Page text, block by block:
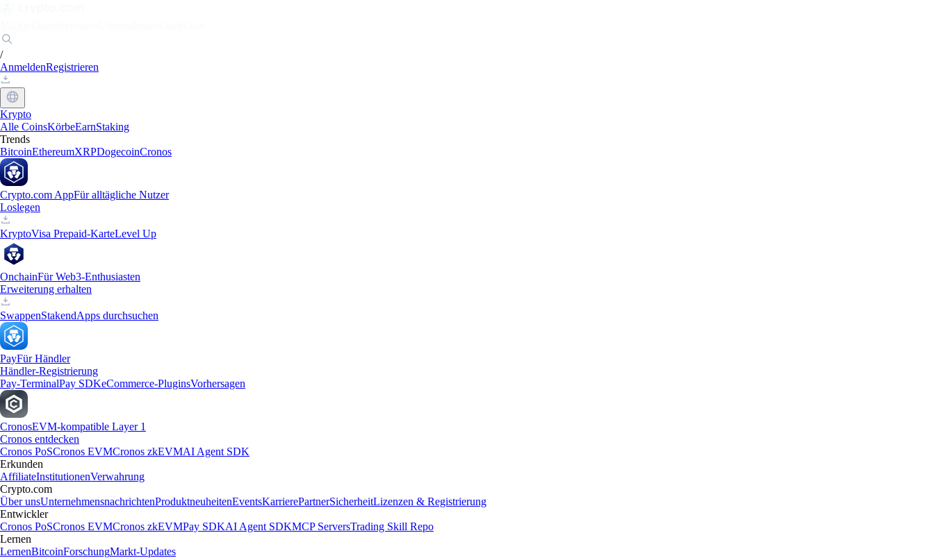
/
AnmeldenRegistrieren
Krypto
Alle CoinsKörbeEarnStaking
Trends
BitcoinEthereumXRPDogecoinCronos
Crypto.com AppFür alltägliche Nutzer
Loslegen
KryptoVisa Prepaid-KarteLevel Up
OnchainFür Web3-Enthusiasten
Erweiterung erhalten
SwappenStakendApps durchsuchen
PayFür Händler
Händler-Registrierung
Pay-TerminalPay SDKeCommerce-PluginsVorhersagen
CronosEVM-kompatible Layer 1
Cronos entdecken
Cronos PoSCronos EVMCronos zkEVMAI Agent SDK
Erkunden
AffiliateInstitutionenVerwahrung
Crypto.com
Über unsUnternehmensnachrichtenProduktneuheitenEventsKarrierePartnerSicherheitLizenzen & Registrierung
Entwickler
Cronos PoSCronos EVMCronos zkEVMPay SDKAI Agent SDKMCP ServersTrading Skill Repo
Lernen
LernenBitcoinForschungMarkt-Updates